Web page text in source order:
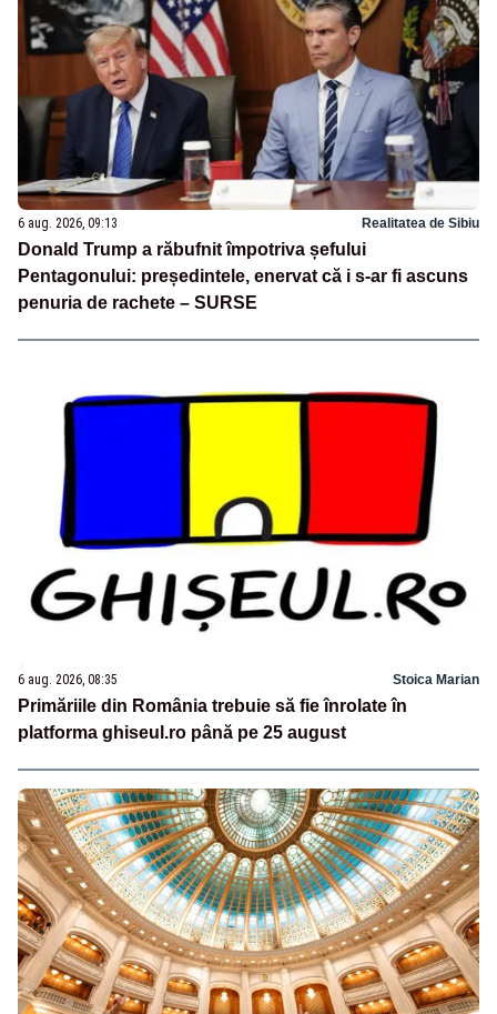
6 aug. 2026, 09:13 Realitatea de Sibiu
Donald Trump a răbufnit împotriva șefului
Pentagonului: președintele, enervat că i s-ar fi ascuns
penuria de rachete – SURSE
6 aug. 2026, 08:35 Stoica Marian
Primăriile din România trebuie să fie înrolate în
platforma ghiseul.ro până pe 25 august